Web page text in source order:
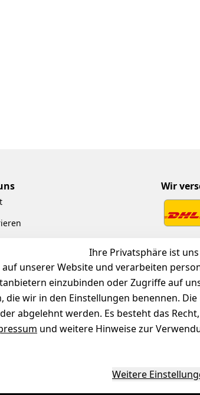
Ihre Privatsphäre ist
unserer Website und verarbeiten
einzubinden oder Zugriffe auf
die wir in den Einstellungen benennen.
abgelehnt werden. Es besteht das
und weitere Hinweise zur
Weitere
Kundendienst
Wir